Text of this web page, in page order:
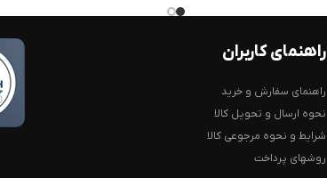
راهنمای کاربران
راهنمای سفارش و خرید
نحوه ارسال و تحویل کالا
شرایط و نحوه مرجوعی کالا
روشهای پرداخت